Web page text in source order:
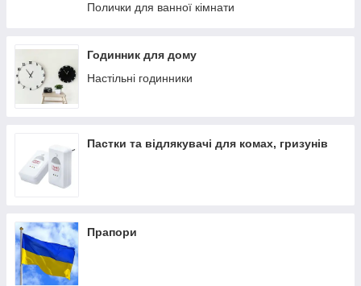
Полички для ванної кімнати
Годинник для дому
Настільні годинники
Пастки та відлякувачі для комах, гризунів
Прапори